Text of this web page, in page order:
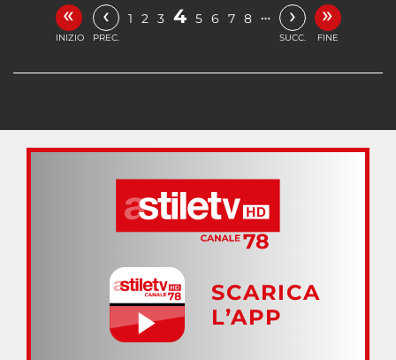
«
INIZIO
‹
PREC.
1 2 3 4 5 6 7 8 … ›
SUCC.
»
FINE
SCARICA
L’APP